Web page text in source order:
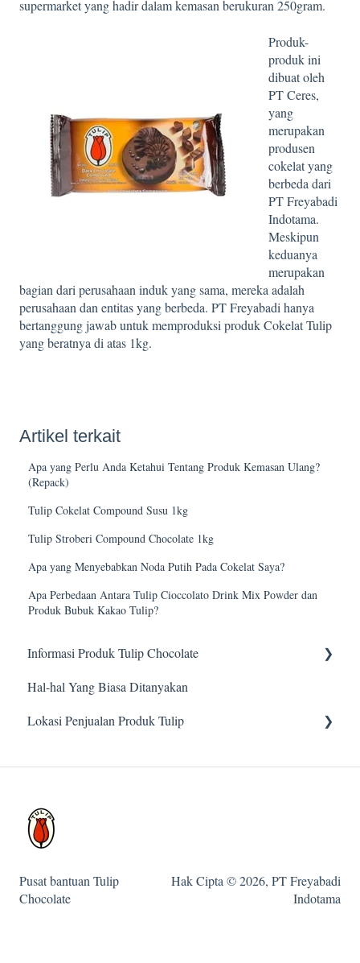
supermarket yang hadir dalam kemasan berukuran 250gram.
Produk-
produk ini
dibuat oleh
PT Ceres,
yang
merupakan
produsen
cokelat yang
berbeda dari
PT Freyabadi
Indotama.
Meskipun
keduanya
merupakan
bagian dari perusahaan induk yang sama, mereka adalah
perusahaan dan entitas yang berbeda. PT Freyabadi hanya
bertanggung jawab untuk memproduksi produk Cokelat Tulip
yang beratnya di atas 1kg.
Artikel terkait
Apa yang Perlu Anda Ketahui Tentang Produk Kemasan Ulang?
(Repack)
Tulip Cokelat Compound Susu 1kg
Tulip Stroberi Compound Chocolate 1kg
Apa yang Menyebabkan Noda Putih Pada Cokelat Saya?
Apa Perbedaan Antara Tulip Cioccolato Drink Mix Powder dan
Produk Bubuk Kakao Tulip?
Informasi Produk Tulip Chocolate
Compound Solid
Compound Lunak
Hal-hal Yang Biasa Ditanyakan
Lokasi Penjualan Produk Tulip
Pusat bantuan Tulip
Chocolate
Hak Cipta © 2026, PT Freyabadi
Indotama